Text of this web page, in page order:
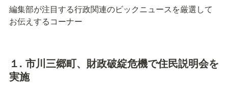
編集部が注目する行政関連のビックニュースを厳選して
お伝えするコーナー
１. 市川三郷町、財政破綻危機で住民説明会を
実施